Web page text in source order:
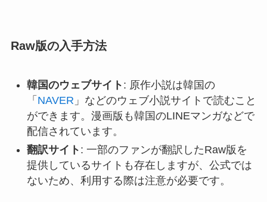
Raw版の入手方法
韓国のウェブサイト : 原作小説は韓国の
「 NAVER 」などのウェブ小説サイトで読むこと
ができます。漫画版も韓国のLINEマンガなどで
配信されています。
翻訳サイト : 一部のファンが翻訳したRaw版を
提供しているサイトも存在しますが、公式では
ないため、利用する際は注意が必要です。